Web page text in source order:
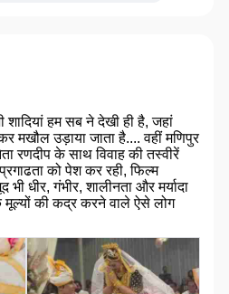
शादियां हम सब ने देखी ही है, जहां
मखौल उड़ाया जाता है.... वहीं मणिपुर
रणदीप के साथ विवाह की तस्वीरें
को पेश कर रही, फिल्म
धीर, गंभीर, शालीनता और मर्यादा
की कद्र करने वाले ऐसे लोग